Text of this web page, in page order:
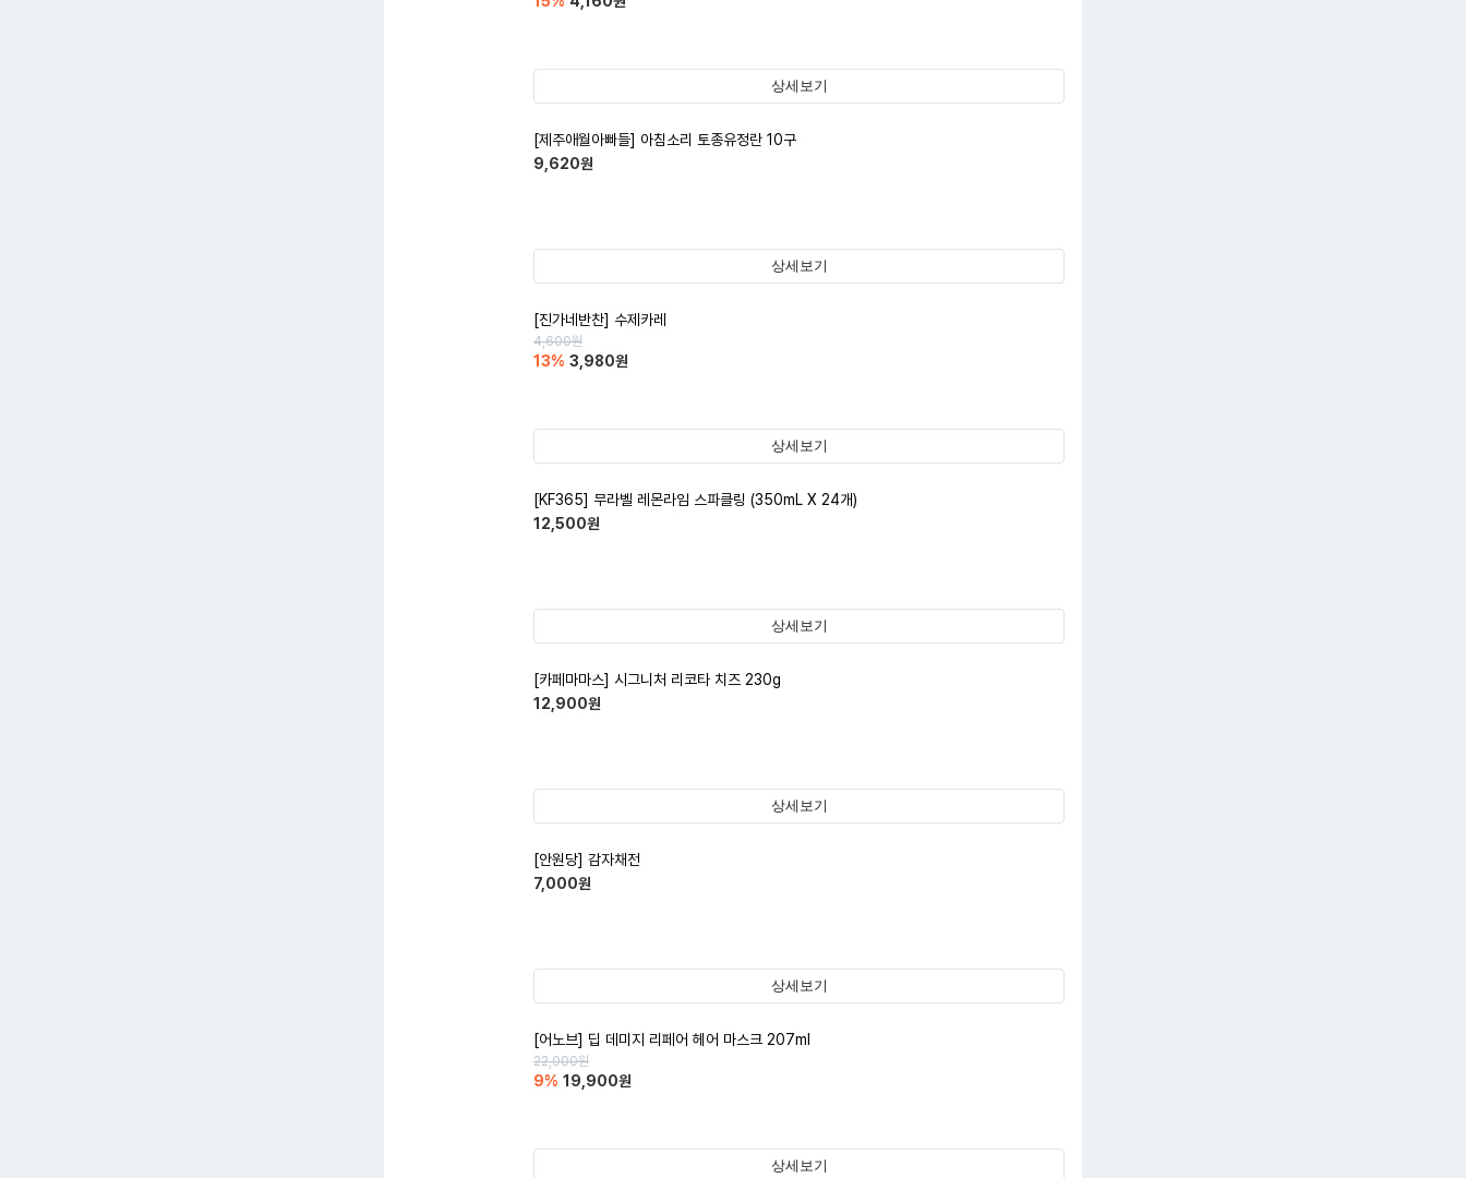
상세보기
[제주애월아빠들] 아침소리 토종유정란 10구
9,620원
상세보기
[진가네반찬] 수제카레
4,600원
13% 3,980원
상세보기
[KF365] 무라벨 레몬라임 스파클링 (350mL X 24개)
12,500원
상세보기
[카페마마스] 시그니처 리코타 치즈 230g
12,900원
상세보기
[안원당] 감자채전
7,000원
상세보기
[어노브] 딥 데미지 리페어 헤어 마스크 207ml
22,000원
9% 19,900원
상세보기